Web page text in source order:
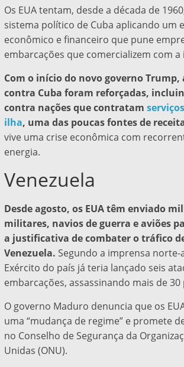
Os EUA tentam, desde a década de
sistema político de Cuba aplicando um
econômico e financeiro que pune
embarcações que comercializem com
Com o início do novo governo Trump,
contra Cuba foram reforçadas,
contra nações que contratam
ilha, uma das poucas fontes de
vive uma crise econômica com
energia.
Venezuela
Desde agosto, os EUA têm enviado
militares, navios de guerra e aviões
a justificativa de combater o tráfico
Venezuela. Segundo a imprensa norte-
Exército do país já teria lançado seis
embarcações, assassinando mais de 30
O governo Maduro denuncia que os
uma “mudança de regime” e promete
no Conselho de Segurança da
Unidas (ONU).